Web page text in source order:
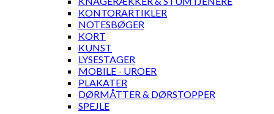
KONTORARTIKLER
NOTESBØGER
KORT
KUNST
LYSESTAGER
MOBILE - UROER
PLAKATER
DØRMÅTTER & DØRSTOPPER
SPEJLE